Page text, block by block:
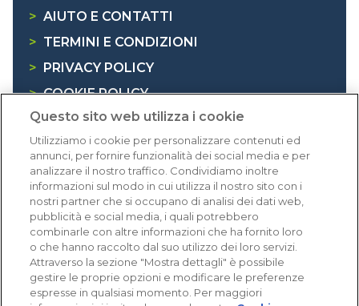
> AIUTO E CONTATTI
> TERMINI E CONDIZIONI
>
PRIVACY POLICY
> COOKIE POLICY
> INFORMATIVA RAEE
Dicono di noi
1.641 recensioni
Eccellente (4,8)
Acquisti verificati
Questo sito web utilizza i cookie
Utilizziamo i cookie per personalizzare contenuti ed
annunci, per fornire funzionalità dei social media e per
analizzare il nostro traffico. Condividiamo inoltre
informazioni sul modo in cui utilizza il nostro sito con i
nostri partner che si occupano di analisi dei dati web,
pubblicità e social media, i quali potrebbero
combinarle con altre informazioni che ha fornito loro
o che hanno raccolto dal suo utilizzo dei loro servizi.
Attraverso la sezione "Mostra dettagli" è possibile
gestire le proprie opzioni e modificare le preferenze
espresse in qualsiasi momento. Per maggiori